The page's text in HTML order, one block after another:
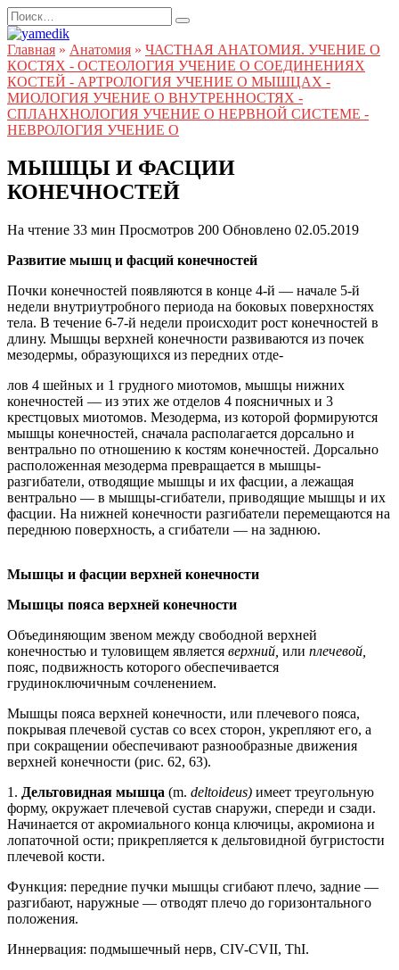
Перейти
к
содержанию
Search
for:
Главная » Анатомия » ЧАСТНАЯ АНАТОМИЯ. УЧЕНИЕ О
КОСТЯХ - ОСТЕОЛОГИЯ УЧЕНИЕ О СОЕДИНЕНИЯХ
КОСТЕЙ - АРТРОЛОГИЯ УЧЕНИЕ О МЫШЦАХ -
МИОЛОГИЯ УЧЕНИЕ О ВНУТРЕННОСТЯХ -
СПЛАНХНОЛОГИЯ УЧЕНИЕ О НЕРВНОЙ СИСТЕМЕ -
НЕВРОЛОГИЯ УЧЕНИЕ О
МЫШЦЫ И ФАСЦИИ
КОНЕЧНОСТЕЙ
На чтение 33 мин Просмотров 200 Обновлено 02.05.2019
Развитие мышц и фасций конечностей
Почки конечностей появляются в конце 4-й — начале 5-й
недели внутриутробного периода на боковых поверхностях
тела. В течение 6-7-й недели происходит рост конечностей в
длину. Мышцы верхней конечности развиваются из почек
мезодермы, образующихся из передних отде-
лов 4 шейных и 1 грудного миотомов, мышцы нижних
конечностей — из этих же отделов 4 поясничных и 3
крестцовых миотомов. Мезодерма, из которой формируются
мышцы конечностей, сначала располагается дорсально и
вентрально по отношению к костям конечностей. Дорсально
расположенная мезодерма превращается в мышцы-
разгибатели, отводящие мышцы и их фасции, а лежащая
вентрально — в мышцы-сгибатели, приводящие мышцы и их
фасции. На нижней конечности разгибатели перемещаются на
переднюю поверхность, а сгибатели — на заднюю.
Мышцы и фасции верхней конечности
Мышцы пояса верхней конечности
Объединяющим звеном между свободной верхней
конечностью и туловищем является верхний, или плечевой,
пояс, подвижность которого обеспечивается
грудиноключичным сочленением.
Мышцы пояса верхней конечности, или плечевого пояса,
покрывая плечевой сустав со всех сторон, укрепляют его, а
при сокращении обеспечивают разнообразные движения
верхней конечности (рис. 62, 63).
1. Дельтовидная мышца (m. deltoideus) имеет треугольную
форму, окружает плечевой сустав снаружи, спереди и сзади.
Начинается от акромиального конца ключицы, акромиона и
лопаточной ости; прикрепляется к дельтовидной бугристости
плечевой кости.
Функция: передние пучки мышцы сгибают плечо, задние —
разгибают, наружные — отводят плечо до горизонтального
положения.
Иннервация: подмышечный нерв, CIV-CVII, ThI.